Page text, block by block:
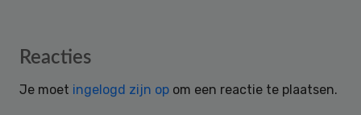
Reader
Reacties
Je moet ingelogd zijn op om een reactie te plaatsen.